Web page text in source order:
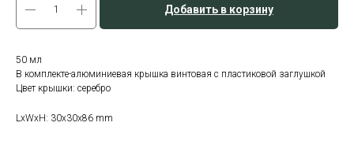
Добавить в корзину
50 мл
В комплекте-алюминиевая крышка винтовая с пластиковой заглушкой
Цвет крышки: серебро
LxWxH: 30x30x86 mm